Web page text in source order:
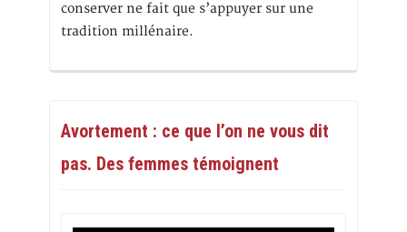
conserver ne fait que s’appuyer sur une
tradition millénaire.
Avortement : ce que l’on ne vous dit
pas. Des femmes témoignent